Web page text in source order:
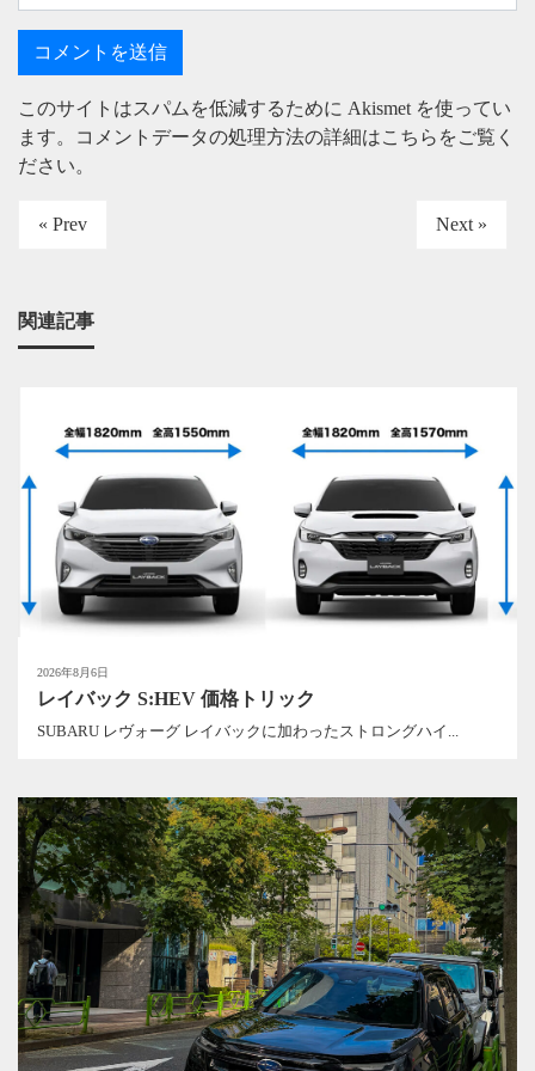
このサイトはスパムを低減するために Akismet を使ってい
ます。
コメントデータの処理方法の詳細はこちらをご覧く
ださい。
« Prev Next »
関連記事
2026年8月6日
レイバック S:HEV 価格トリック
SUBARU レヴォーグ レイバックに加わったストロングハイ...